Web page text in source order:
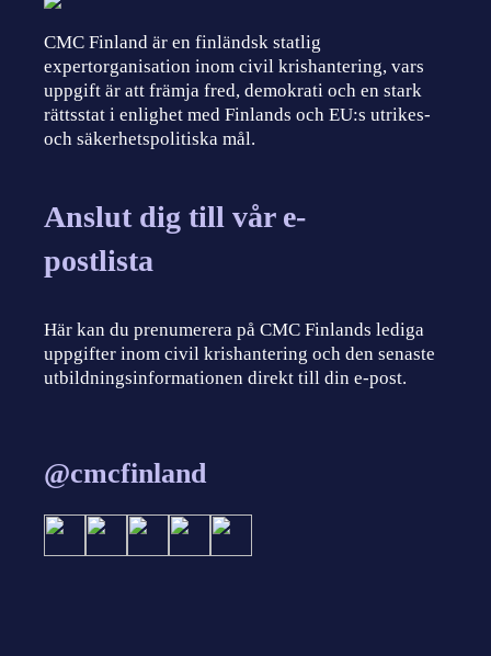
CMC Finland är en finländsk statlig
expertorganisation inom civil krishantering, vars
uppgift är att främja fred, demokrati och en stark
rättsstat i enlighet med Finlands och EU:s utrikes-
och säkerhetspolitiska mål.
Anslut dig till vår e-
postlista
Här kan du prenumerera på CMC Finlands lediga
uppgifter inom civil krishantering och den senaste
utbildningsinformationen direkt till din e-post.
@cmcfinland